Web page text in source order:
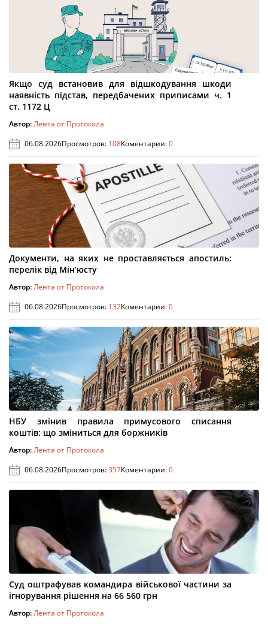
Якщо суд встановив для відшкодування шкоди
наявність підстав, передбачених приписами ч. 1
ст. 1172 Ц
Автор:Лента от Протокола
06.08.2026Просмотров: 108Коментарии:0
Документи, на яких не проставляється апостиль:
перелік від Мін’юсту
Автор:Лента от Протокола
06.08.2026Просмотров: 132Коментарии:0
НБУ змінив правила примусового списання
коштів: що зміниться для боржників
Автор:Лента от Протокола
06.08.2026Просмотров:357Коментарии:0
Суд оштрафував командира військової частини за
ігнорування рішення на 66 560 грн
Автор:Лента от Протокола